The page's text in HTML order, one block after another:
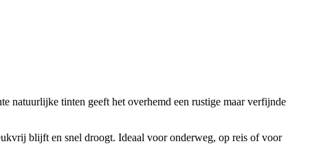
natuurlijke tinten geeft het overhemd een rustige maar verfijnde
blijft en snel droogt. Ideaal voor onderweg, op reis of voor